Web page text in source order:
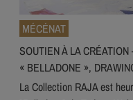
MÉCÉNAT
SOUTIEN À LA
« BELLADONE »,
La Collection RAJA est